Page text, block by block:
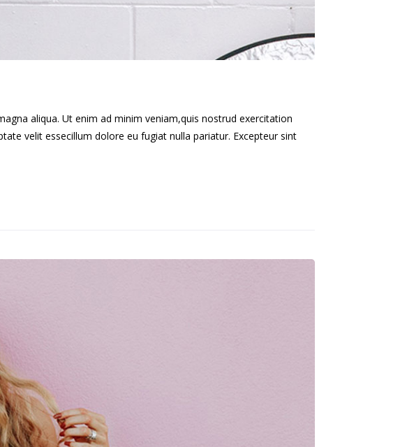
aliqua. Ut enim ad minim veniam,quis nostrud exercitation
velit essecillum dolore eu fugiat nulla pariatur. Excepteur sint